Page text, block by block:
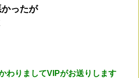
ったが
わりましてVIPがお送りします